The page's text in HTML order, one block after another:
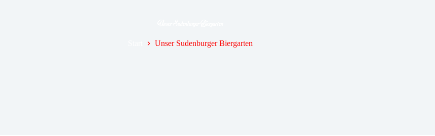
Unser Sudenburger Biergarten